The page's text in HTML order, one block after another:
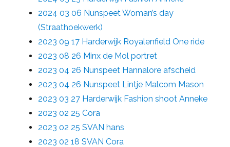
2024 03 06 Nunspeet Woman’s day
(Straathoekwerk)
2023 09 17 Harderwijk Royalenfield One ride
2023 08 26 Minx de Mol portret
2023 04 26 Nunspeet Hannalore afscheid
2023 04 26 Nunspeet Lintje Malcom Mason
2023 03 27 Harderwijk Fashion shoot Anneke
2023 02 25 Cora
2023 02 25 SVAN hans
2023 02 18 SVAN Cora